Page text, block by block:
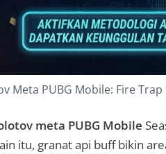
Meta PUBG Mobile: Fire Trap
meta PUBG Mobile
itu, granat api buff bikin